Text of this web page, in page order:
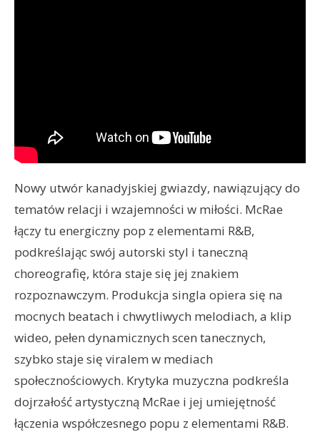
Nowy utwór kanadyjskiej gwiazdy, nawiązujący do
tematów relacji i wzajemności w miłości. McRae
łączy tu energiczny pop z elementami R&B,
podkreślając swój autorski styl i taneczną
choreografię, która staje się jej znakiem
rozpoznawczym. Produkcja singla opiera się na
mocnych beatach i chwytliwych melodiach, a klip
wideo, pełen dynamicznych scen tanecznych,
szybko staje się viralem w mediach
społecznościowych. Krytyka muzyczna podkreśla
dojrzałość artystyczną McRae i jej umiejętność
łączenia współczesnego popu z elementami R&B.